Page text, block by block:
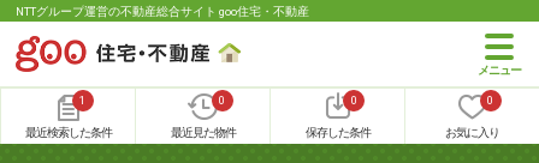
NTTグループ運営の不動産総合サイト goo住宅・不動産
1
最近検索した条件
0
最近見た物件
0
保存した条件
0
お気に入り